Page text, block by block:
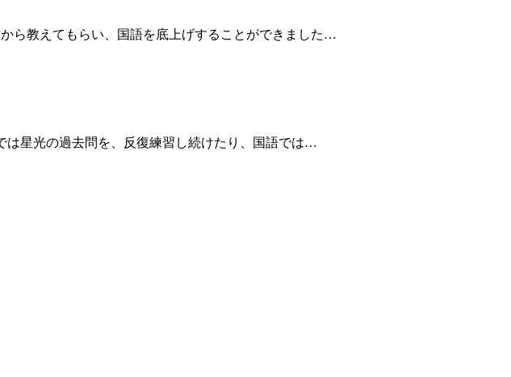
ら教えてもらい、国語を底上げすることができました…
は星光の過去問を、反復練習し続けたり、国語では…